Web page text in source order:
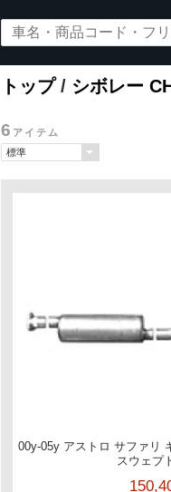
トップ/ シボレー
6 アイテム
00y-05y アストロ サファリ
スウェプ